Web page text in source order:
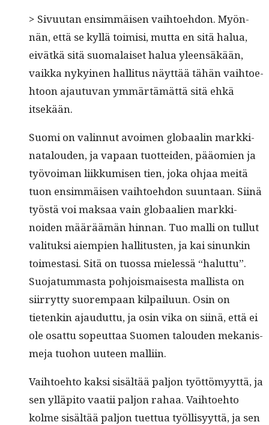
> Sivu­u­tan ensim­mäisen vai­h­toe­hdon. Myön­
nän, että se kyl­lä toimisi, mut­ta en sitä halua,
eivätkä sitä suo­ma­laiset halua yleen­säkään,
vaik­ka nykyi­nen hal­li­tus näyt­tää tähän vai­h­toe­
htoon ajau­tu­van ymmärtämät­tä sitä ehkä
itsekään.
Suo­mi on valin­nut avoimen globaalin markki­
na­t­alouden, ja vapaan tuot­tei­den, pääomien ja
työvoiman liikku­misen tien, joka ohjaa meitä
tuon ensim­mäisen vai­h­toe­hdon suun­taan. Siinä
työstä voi mak­saa vain globaalien markki­
noiden määräämän hin­nan. Tuo malli on tul­lut
val­i­tuk­si aiem­pi­en hal­li­tusten, ja kai sin­unkin
toimes­tasi. Sitä on tuos­sa mielessä “halut­tu”.
Suo­ja­tum­mas­ta pohjo­is­mais­es­ta mallista on
siir­ryt­ty suorem­paan kil­pailu­un. Osin on
tietenkin ajaudut­tu, ja osin vika on siinä, että ei
ole osat­tu sopeut­taa Suomen talouden mekanis­
me­ja tuo­hon uuteen malliin.
Vai­h­toe­hto kak­si sisältää paljon työt­tömyyt­tä, ja
sen ylläpi­to vaatii paljon rahaa. Vai­h­toe­hto
kolme sisältää paljon tuet­tua työl­lisyyt­tä, ja sen